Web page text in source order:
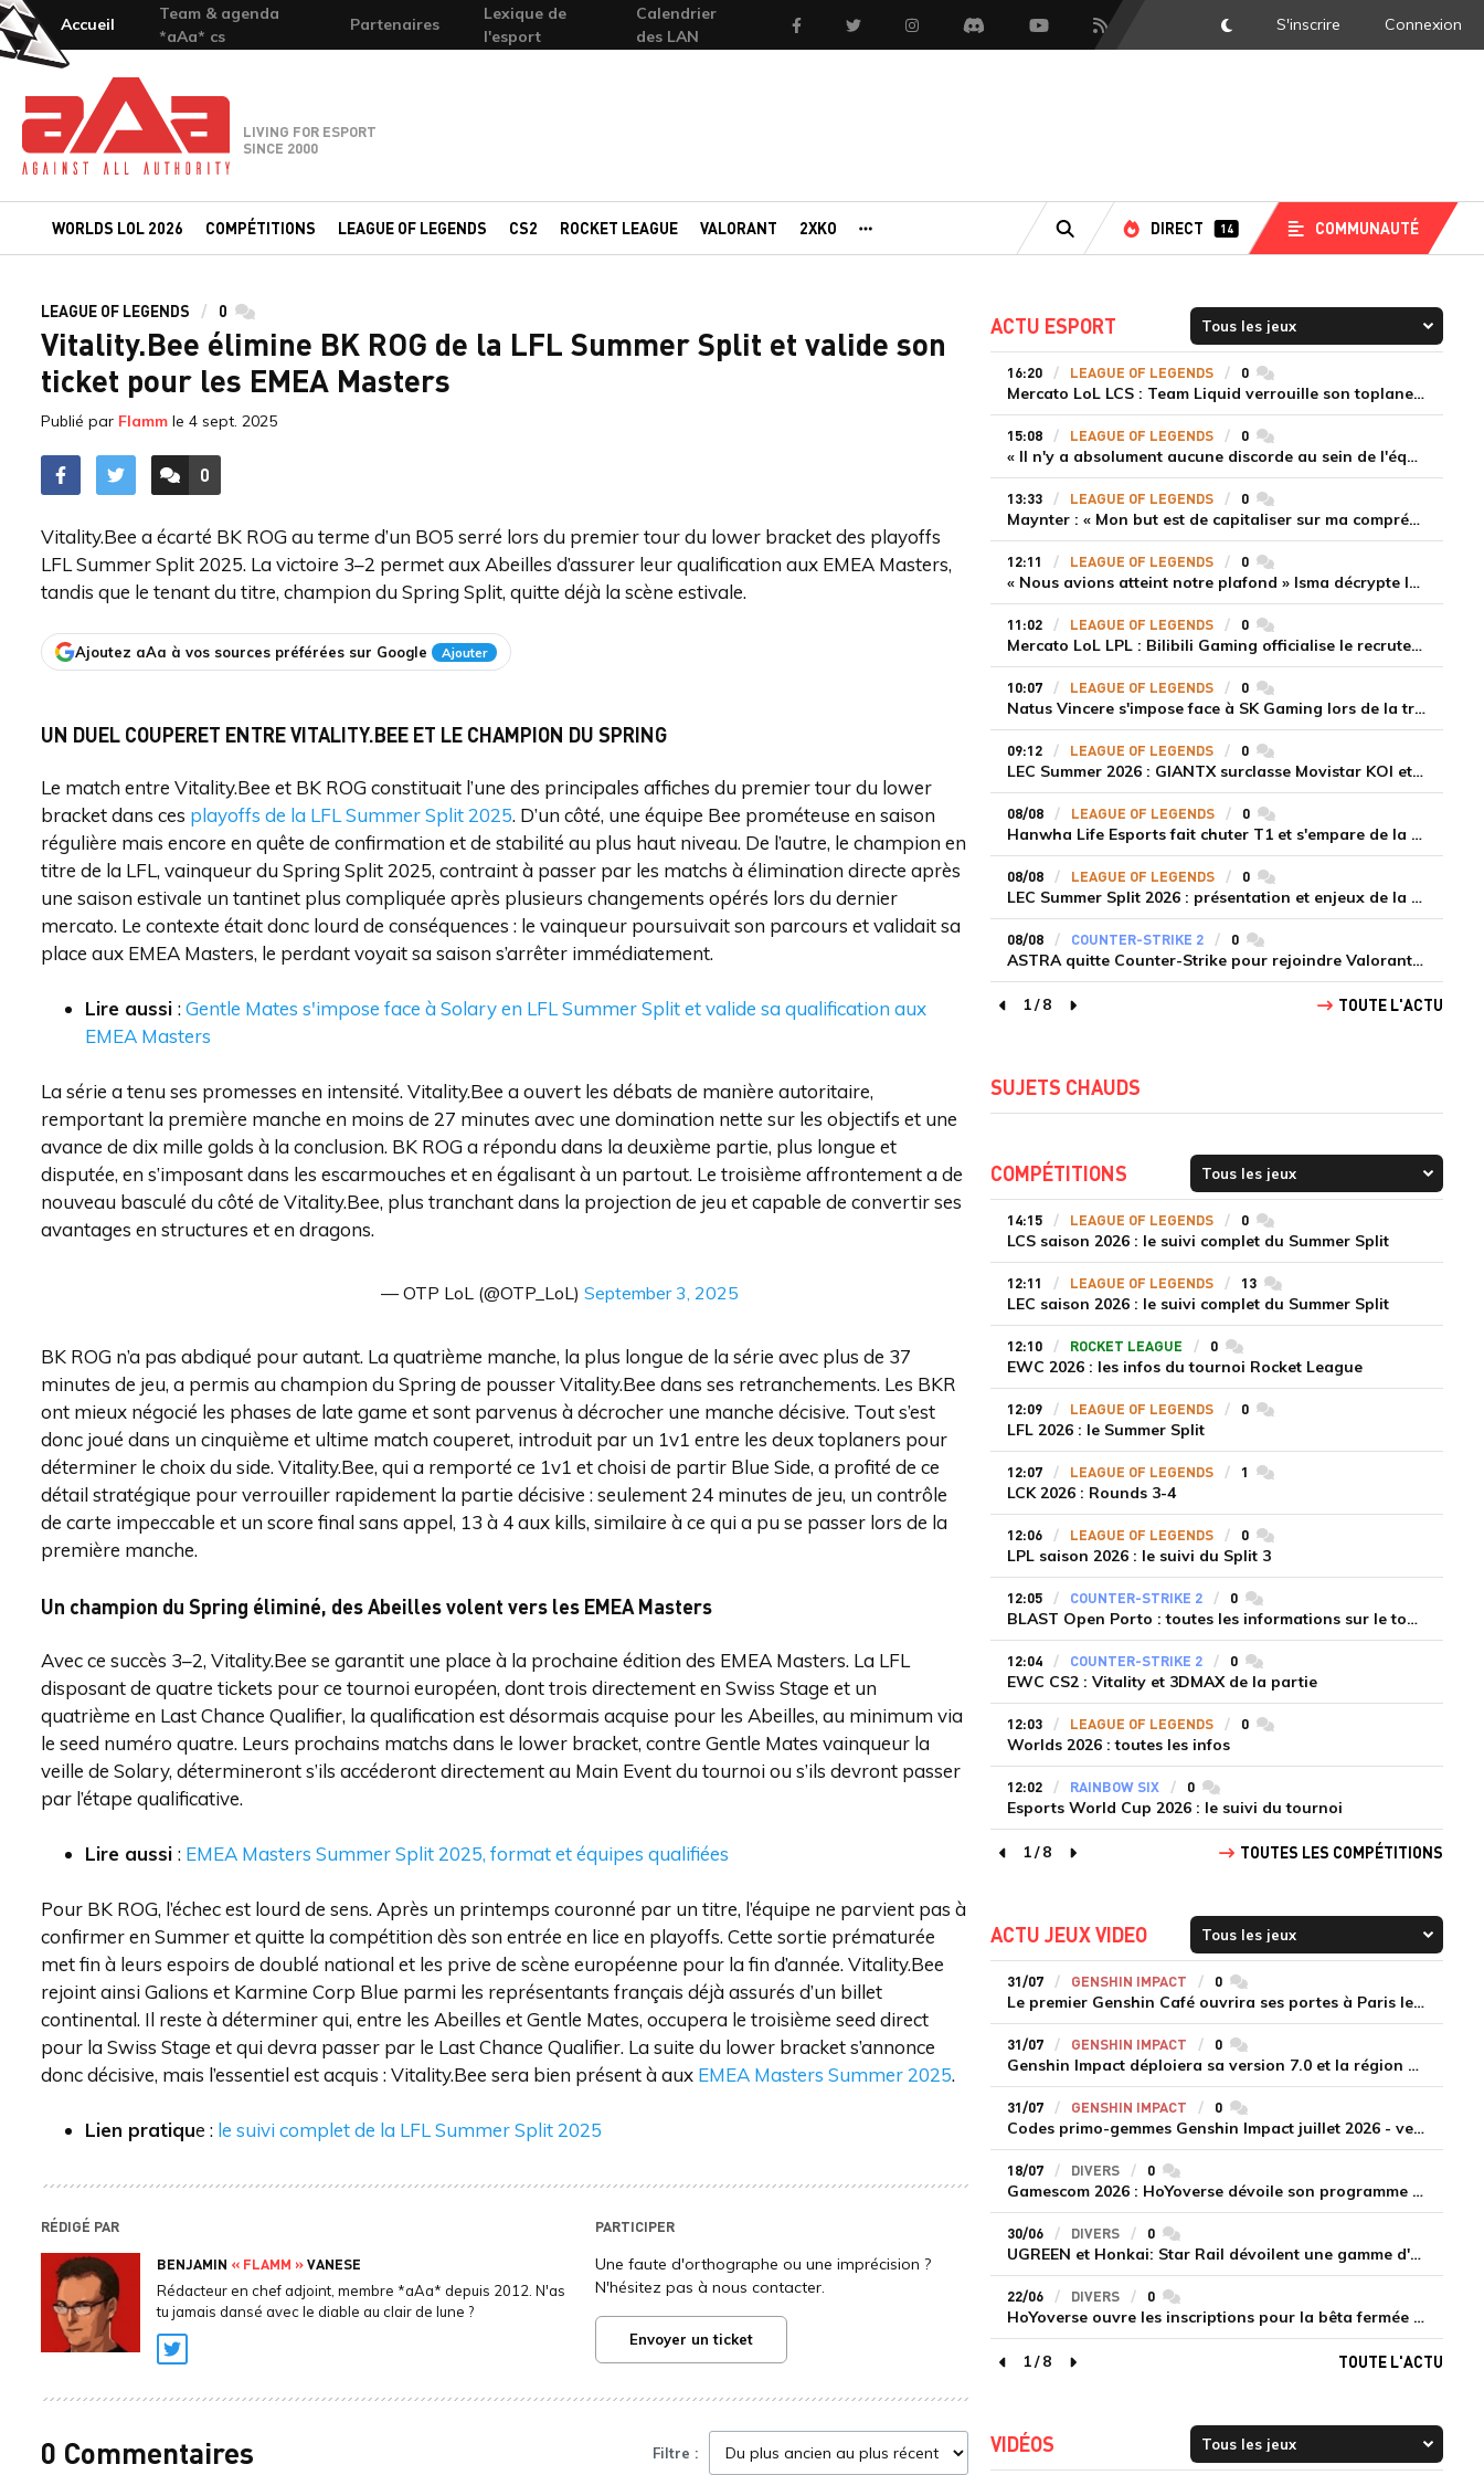
Accueil
Team & agenda
*aAa* cs
Partenaires
Lexique de
l'esport
Calendrier
des LAN
FacebookTwitter InstagramDiscord YoutubeFlux RSS DarkMode
S'inscrire Connexion
Team-aAa - against All authority
LIVING FOR ESPORT
SINCE 2000
WORLDS LOL 2026 COMPÉTITIONS LEAGUE OF LEGENDS CS2 ROCKET LEAGUE VALORANT 2XKO
RECHERCHE
DIRECT 14 COMMUNAUTÉ
LEAGUE OF LEGENDS 0 commentaires
Vitality.Bee élimine BK ROG de la LFL Summer Split et valide son
ticket pour les EMEA Masters
Publié par Flamm le 4 sept. 2025
ACCÉDER AUX
0
COMMENTAIRES
Vitality.Bee a écarté BK ROG au terme d’un BO5 serré lors du premier tour du lower bracket des playoffs
LFL Summer Split 2025. La victoire 3–2 permet aux Abeilles d’assurer leur qualification aux EMEA Masters,
tandis que le tenant du titre, champion du Spring Split, quitte déjà la scène estivale.
Ajoutez aAa à vos sources préférées sur Google Ajouter
UN DUEL COUPERET ENTRE VITALITY.BEE ET LE CHAMPION DU SPRING
Le match entre Vitality.Bee et BK ROG constituait l’une des principales affiches du premier tour du lower
bracket dans ces playoffs de la LFL Summer Split 2025. D’un côté, une équipe Bee prométeuse en saison
régulière mais encore en quête de confirmation et de stabilité au plus haut niveau. De l’autre, le champion en
titre de la LFL, vainqueur du Spring Split 2025, contraint à passer par les matchs à élimination directe après
une saison estivale un tantinet plus compliquée après plusieurs changements opérés lors du dernier
mercato. Le contexte était donc lourd de conséquences : le vainqueur poursuivait son parcours et validait sa
place aux EMEA Masters, le perdant voyait sa saison s’arrêter immédiatement.
Lire aussi :Gentle Mates s'impose face à Solary en LFL Summer Split et valide sa qualification aux
EMEA Masters
La série a tenu ses promesses en intensité. Vitality.Bee a ouvert les débats de manière autoritaire,
remportant la première manche en moins de 27 minutes avec une domination nette sur les objectifs et une
avance de dix mille golds à la conclusion. BK ROG a répondu dans la deuxième partie, plus longue et
disputée, en s’imposant dans les escarmouches et en égalisant à un partout. Le troisième affrontement a de
nouveau basculé du côté de Vitality.Bee, plus tranchant dans la projection de jeu et capable de convertir ses
avantages en structures et en dragons.
— OTP LoL (@OTP_LoL) September 3, 2025
BK ROG n’a pas abdiqué pour autant. La quatrième manche, la plus longue de la série avec plus de 37
minutes de jeu, a permis au champion du Spring de pousser Vitality.Bee dans ses retranchements. Les BKR
ont mieux négocié les phases de late game et sont parvenus à décrocher une manche décisive. Tout s’est
donc joué dans un cinquième et ultime match couperet, introduit par un 1v1 entre les deux toplaners pour
déterminer le choix du side. Vitality.Bee, qui a remporté ce 1v1 et choisi de partir Blue Side, a profité de ce
détail stratégique pour verrouiller rapidement la partie décisive : seulement 24 minutes de jeu, un contrôle
de carte impeccable et un score final sans appel, 13 à 4 aux kills, similaire à ce qui a pu se passer lors de la
première manche.
Un champion du Spring éliminé, des Abeilles volent vers les EMEA Masters
Avec ce succès 3–2, Vitality.Bee se garantit une place à la prochaine édition des EMEA Masters. La LFL
disposant de quatre tickets pour ce tournoi européen, dont trois directement en Swiss Stage et un
quatrième en Last Chance Qualifier, la qualification est désormais acquise pour les Abeilles, au minimum via
le seed numéro quatre. Leurs prochains matchs dans le lower bracket, contre Gentle Mates vainqueur la
veille de Solary, détermineront s’ils accéderont directement au Main Event du tournoi ou s’ils devront passer
par l’étape qualificative.
Lire aussi : EMEA Masters Summer Split 2025, format et équipes qualifiées
Pour BK ROG, l’échec est lourd de sens. Après un printemps couronné par un titre, l’équipe ne parvient pas à
confirmer en Summer et quitte la compétition dès son entrée en lice en playoffs. Cette sortie prématurée
met fin à leurs espoirs de doublé national et les prive de scène européenne pour la fin d’année. Vitality.Bee
rejoint ainsi Galions et Karmine Corp Blue parmi les représentants français déjà assurés d’un billet
continental. Il reste à déterminer qui, entre les Abeilles et Gentle Mates, occupera le troisième seed direct
pour la Swiss Stage et qui devra passer par le Last Chance Qualifier. La suite du lower bracket s’annonce
donc décisive, mais l’essentiel est acquis : Vitality.Bee sera bien présent à aux EMEA Masters Summer 2025.
Lien pratique : le suivi complet de la LFL Summer Split 2025
RÉDIGÉ PAR
BENJAMIN « FLAMM »VANESE
Rédacteur en chef adjoint, membre *aAa* depuis 2012. N'as
tu jamais dansé avec le diable au clair de lune ?
Twitter
PARTICIPER
Une faute d'orthographe ou une imprécision ?
N'hésitez pas à nous contacter.
Envoyer un ticket
0 Commentaires Filtre :
ACTU ESPORT
16:20 LEAGUE OF LEGENDS 0commentaires
Mercato LoL LCS : Team Liquid verrouille son toplaner Morgan jusqu'en 2028
15:08 LEAGUE OF LEGENDS 0commentaires
« Il n'y a absolument aucune discorde au sein de l'équipe » Tom justifie la titularisation de Painter malgré la défaite de T1
13:33 LEAGUE OF LEGENDS 0commentaires
Maynter : « Mon but est de capitaliser sur ma compréhension du jeu plutôt que sur ma mécanique pure »
12:11 LEAGUE OF LEGENDS 0commentaires
« Nous avions atteint notre plafond » Isma décrypte le renouveau de GiantX et la victoire face à Movistar KOI
11:02 LEAGUE OF LEGENDS 0commentaires
Mercato LoL LPL : Bilibili Gaming officialise le recrutement de Flandre sur la toplane
10:07 LEAGUE OF LEGENDS 0commentaires
Natus Vincere s'impose face à SK Gaming lors de la troisième semaine du LEC Summer Split 2026
09:12 LEAGUE OF LEGENDS 0commentaires
LEC Summer 2026 : GIANTX surclasse Movistar KOI et se fait une place sur le podium
08/08 LEAGUE OF LEGENDS 0commentaires
Hanwha Life Esports fait chuter T1 et s'empare de la deuxième place du Legend Group
08/08 LEAGUE OF LEGENDS 0commentaires
LEC Summer Split 2026 : présentation et enjeux de la troisième semaine de compétition
08/08 COUNTER-STRIKE 2 0commentaires
ASTRA quitte Counter-Strike pour rejoindre Valorant et la scène compétitive Game Changers
page précédente
1/8
page suivante
TOUTE L'ACTU
SUJETS CHAUDS
COMPÉTITIONS
14:15 LEAGUE OF LEGENDS 0commentaires
LCS saison 2026 : le suivi complet du Summer Split
12:11 LEAGUE OF LEGENDS 13commentaires
LEC saison 2026 : le suivi complet du Summer Split
12:10 ROCKET LEAGUE 0commentaires
EWC 2026 : les infos du tournoi Rocket League
12:09 LEAGUE OF LEGENDS 0commentaires
LFL 2026 : le Summer Split
12:07 LEAGUE OF LEGENDS 1 commentaires
LCK 2026 : Rounds 3-4
12:06 LEAGUE OF LEGENDS 0commentaires
LPL saison 2026 : le suivi du Split 3
12:05 COUNTER-STRIKE 2 0commentaires
BLAST Open Porto : toutes les informations sur le tournoi
12:04 COUNTER-STRIKE 2 0commentaires
EWC CS2 : Vitality et 3DMAX de la partie
12:03 LEAGUE OF LEGENDS 0commentaires
Worlds 2026 : toutes les infos
12:02 RAINBOW SIX 0commentaires
Esports World Cup 2026 : le suivi du tournoi
page précédente
1/8
page suivante
TOUTES LES COMPÉTITIONS
ACTU JEUX VIDEO
31/07 GENSHIN IMPACT 0commentaires
Le premier Genshin Café ouvrira ses portes à Paris le 14 août
31/07 GENSHIN IMPACT 0commentaires
Genshin Impact déploiera sa version 7.0 et la région de Snezhnaya le 12 août
31/07 GENSHIN IMPACT 0commentaires
Codes primo-gemmes Genshin Impact juillet 2026 - version 7.0
18/07 DIVERS 0commentaires
Gamescom 2026 : HoYoverse dévoile son programme et présente deux nouveaux jeux inédits
30/06 DIVERS 0commentaires
UGREEN et Honkai: Star Rail dévoilent une gamme d'accessoires de recharge en édition limitée
22/06 DIVERS 0commentaires
HoYoverse ouvre les inscriptions pour la bêta fermée de Honkai : Nexus Anima
page précédente
1/8
page suivante
TOUTE L'ACTU
VIDÉOS